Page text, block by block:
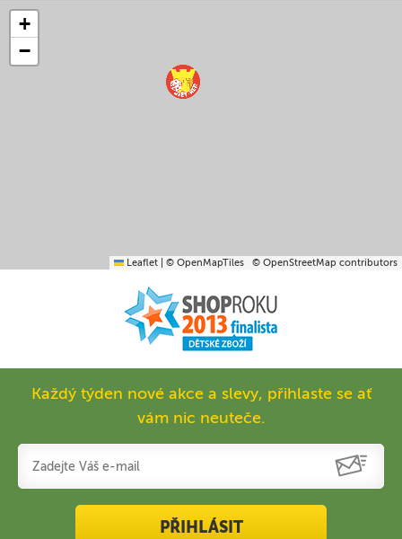
+
−
Leaflet © OpenMapTiles © OpenStreetMap contributors
Každý týden nové akce a slevy, přihlaste se ať
vám nic neuteče.
PŘIHLÁSIT